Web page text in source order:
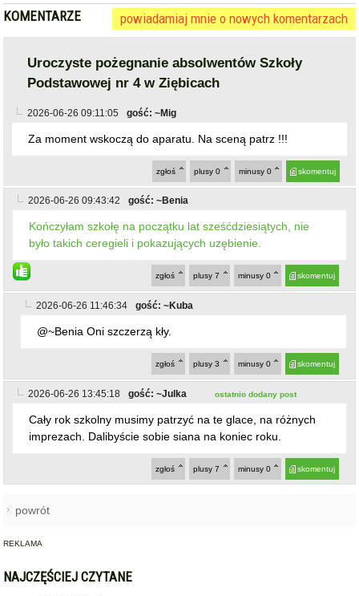
KOMENTARZE powiadamiaj mnie o nowych komentarzach
Uroczyste pożegnanie absolwentów Szkoły
Podstawowej nr 4 w Ziębicach
2026-06-26 09:11:05 gość: ~Mig
Za moment wskoczą do aparatu. Na sceną patrz !!!
skomentuj
minusy 0
plusy 0
zgłoś
2026-06-26 09:43:42 gość: ~Benia
Kończyłam szkołę na początku lat sześćdziesiątych, nie
było takich ceregieli i pokazujących uzębienie.
skomentuj
minusy 0
plusy 7
zgłoś
2026-06-26 11:46:34 gość: ~Kuba
@~Benia Oni szczerzą kły.
skomentuj
minusy 0
plusy 3
zgłoś
2026-06-26 13:45:18 gość: ~Julka ostatnio dodany post
Cały rok szkolny musimy patrzyć na te glace, na różnych
imprezach. Dalibyście sobie siana na koniec roku.
skomentuj
minusy 0
plusy 7
zgłoś
powrót
REKLAMA
NAJCZĘŚCIEJ CZYTANE